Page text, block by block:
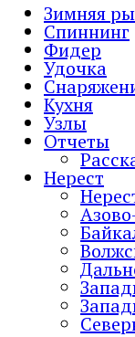
Зимняя
Спиннинг
Фидер
Удочка
Кухня
Узлы
Отчеты
Нерест